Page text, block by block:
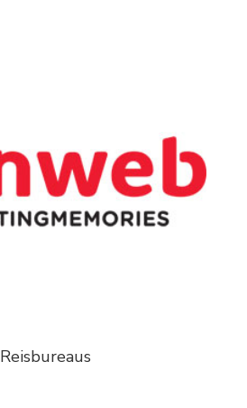
Reisbureaus